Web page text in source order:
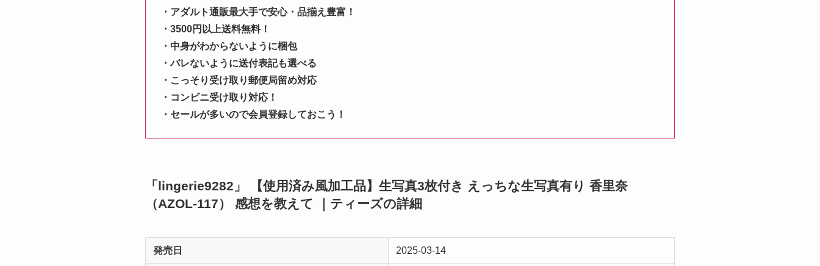
・アダルト通販最大手で安心・品揃え豊富！
・3500円以上送料無料！
・中身がわからないように梱包
・バレないように送付表記も選べる
・こっそり受け取り郵便局留め対応
・コンビニ受け取り対応！
・セールが多いので会員登録しておこう！
「lingerie9282」 【使用済み風加工品】生写真3枚付き えっちな生写真有り 香里奈
（AZOL-117） 感想を教えて ｜ティーズの詳細
発売日 2025-03-14